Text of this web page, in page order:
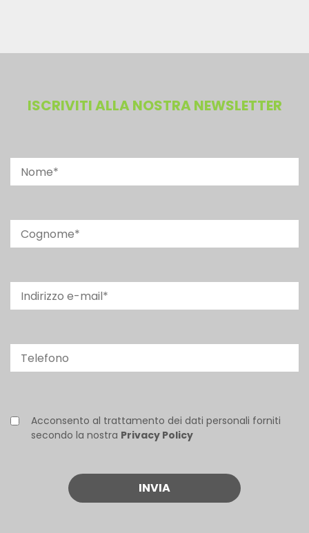
ISCRIVITI ALLA NOSTRA NEWSLETTER
Acconsento al trattamento dei dati personali forniti
secondo la nostra Privacy Policy